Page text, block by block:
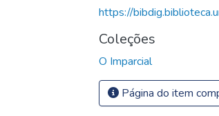
https://
Coleções
O Imparcial
Página do item